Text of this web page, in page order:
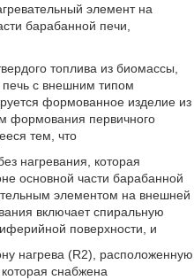
элемент на
барабанной печи,
топлива из биомассы,
с внешним типом
формованное изделие из
формования первичного
тем, что
нагревания, которая
основной части барабанной
элементом на внешней
включает спиральную
поверхности, и
нагрева (R2), расположенную
снабжена